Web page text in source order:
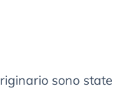
sono state